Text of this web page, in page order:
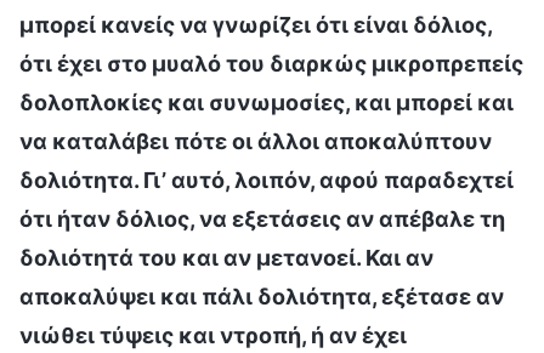
μπορεί κανείς να γνωρίζει ότι είναι δόλιος,
ότι έχει στο μυαλό του διαρκώς μικροπρεπείς
δολοπλοκίες και συνωμοσίες, και μπορεί και
να καταλάβει πότε οι άλλοι αποκαλύπτουν
δολιότητα. Γι’ αυτό, λοιπόν, αφού παραδεχτεί
ότι ήταν δόλιος, να εξετάσεις αν απέβαλε τη
δολιότητά του και αν μετανοεί. Και αν
αποκαλύψει και πάλι δολιότητα, εξέτασε αν
νιώθει τύψεις και ντροπή, ή αν έχει